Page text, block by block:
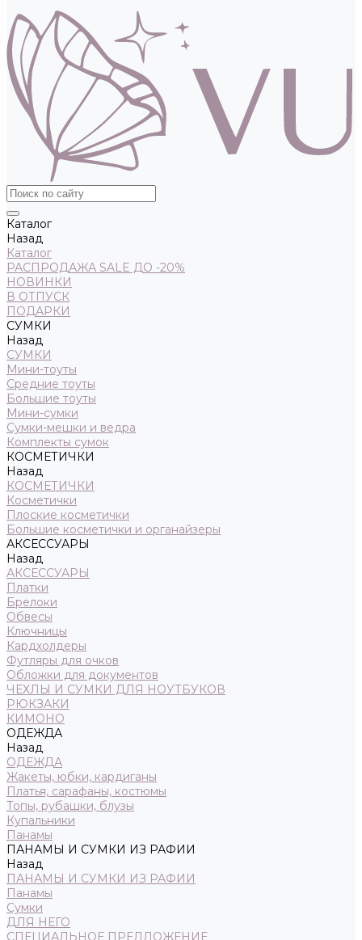
Каталог
Назад
Каталог
РАСПРОДАЖА SALE ДО -20%
НОВИНКИ
В ОТПУСК
ПОДАРКИ
СУМКИ
Назад
СУМКИ
Мини-тоуты
Средние тоуты
Большие тоуты
Мини-сумки
Сумки-мешки и ведра
Комплекты сумок
КОСМЕТИЧКИ
Назад
КОСМЕТИЧКИ
Косметички
Плоские косметички
Большие косметички и органайзеры
АКСЕССУАРЫ
Назад
АКСЕССУАРЫ
Платки
Брелоки
Обвесы
Ключницы
Кардхолдеры
Футляры для очков
Обложки для документов
ЧЕХЛЫ И СУМКИ ДЛЯ НОУТБУКОВ
РЮКЗАКИ
КИМОНО
ОДЕЖДА
Назад
ОДЕЖДА
Жакеты, юбки, кардиганы
Платья, сарафаны, костюмы
Топы, рубашки, блузы
Купальники
Панамы
ПАНАМЫ И СУМКИ ИЗ РАФИИ
Назад
ПАНАМЫ И СУМКИ ИЗ РАФИИ
Панамы
Сумки
ДЛЯ НЕГО
СПЕЦИАЛЬНОЕ ПРЕДЛОЖЕНИЕ